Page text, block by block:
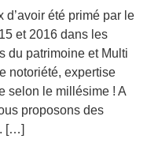
d’avoir été primé par le
et 2016 dans les
du patrimoine et Multi
notoriété, expertise
selon le millésime ! A
proposons des
[…]